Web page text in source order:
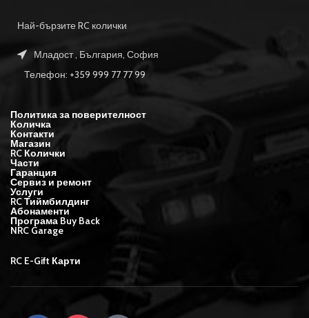
Най-бързите RC колички
Младост , България, София
Телефон: +359 999 77 77 99
Политика за поверителност
Количка
Контакти
Магазин
RC Колички
Части
Гаранция
Сервиз и ремонт
Услуги
RC Тиймбилдинг
Абонаменти
Програма Buy Back
NRC Garage
RC E-Gift Карти